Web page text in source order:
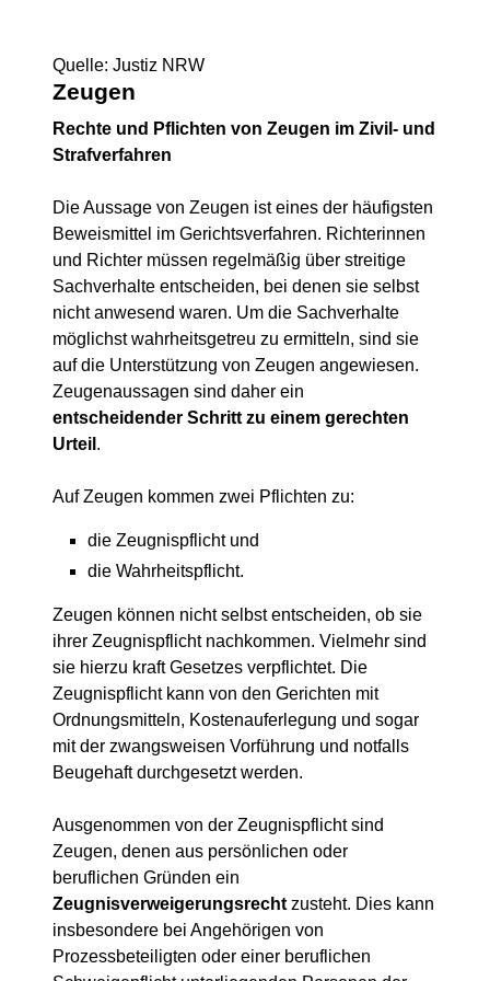
Quelle: Justiz NRW
Zeugen
Rechte und Pflichten von Zeugen im Zivil- und
Strafverfahren
Die Aussage von Zeugen ist eines der häufigsten
Beweismittel im Gerichtsverfahren. Richterinnen
und Richter müssen regelmäßig über streitige
Sachverhalte entscheiden, bei denen sie selbst
nicht anwesend waren. Um die Sachverhalte
möglichst wahrheitsgetreu zu ermitteln, sind sie
auf die Unterstützung von Zeugen angewiesen.
Zeugenaussagen sind daher ein
entscheidender Schritt zu einem gerechten
Urteil .
Auf Zeugen kommen zwei Pflichten zu:
die Zeugnispflicht und
die Wahrheitspflicht.
Zeugen können nicht selbst entscheiden, ob sie
ihrer Zeugnispflicht nachkommen. Vielmehr sind
sie hierzu kraft Gesetzes verpflichtet. Die
Zeugnispflicht kann von den Gerichten mit
Ordnungsmitteln, Kostenauferlegung und sogar
mit der zwangsweisen Vorführung und notfalls
Beugehaft durchgesetzt werden.
Ausgenommen von der Zeugnispflicht sind
Zeugen, denen aus persönlichen oder
beruflichen Gründen ein
Zeugnisverweigerungsrecht zusteht. Dies kann
insbesondere bei Angehörigen von
Prozessbeteiligten oder einer beruflichen